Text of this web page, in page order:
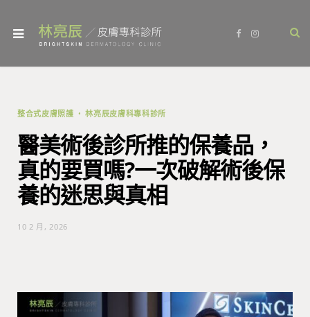
b
I
a
整合式皮膚照護 林亮辰皮膚科專科診所
醫美術後診所推的保養品，
真的要買嗎?一次破解術後保
養的迷思與真相
10 2 月, 2026